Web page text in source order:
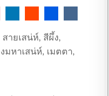
สายเสน่ห์, สีผึ้ง,
มหาเสน่ห์, เมตตา,